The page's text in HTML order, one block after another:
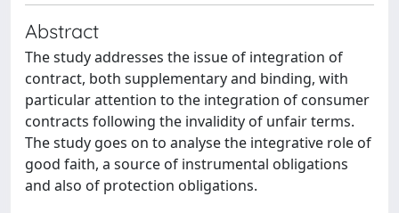
Abstract
The study addresses the issue of integration of
contract, both supplementary and binding, with
particular attention to the integration of consumer
contracts following the invalidity of unfair terms.
The study goes on to analyse the integrative role of
good faith, a source of instrumental obligations
and also of protection obligations.